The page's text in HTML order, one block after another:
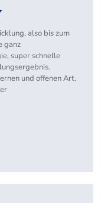
also bis zum
ganz
super schnelle
und offenen Art.